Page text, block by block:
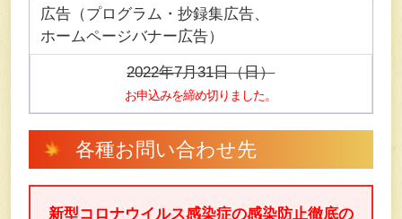
広告（プログラム・抄録集広告、
ホームページバナー広告）
2022年7月31日（日）
お申込みを締め切りました。
各種お問い合わせ先
新型コロナウイルス感染症の感染防止徹底の